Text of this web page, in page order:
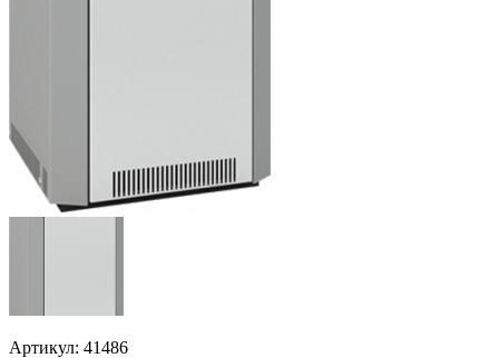
Артикул: 41486